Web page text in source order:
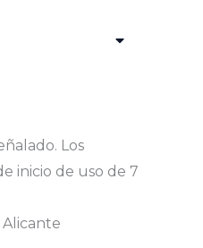
Los
inicio de uso de 7
Alicante